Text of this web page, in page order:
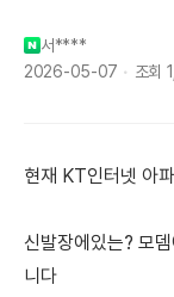
서****
2026-05-07
조회
현재 KT인터넷 아
신발장에있는? 모
니다